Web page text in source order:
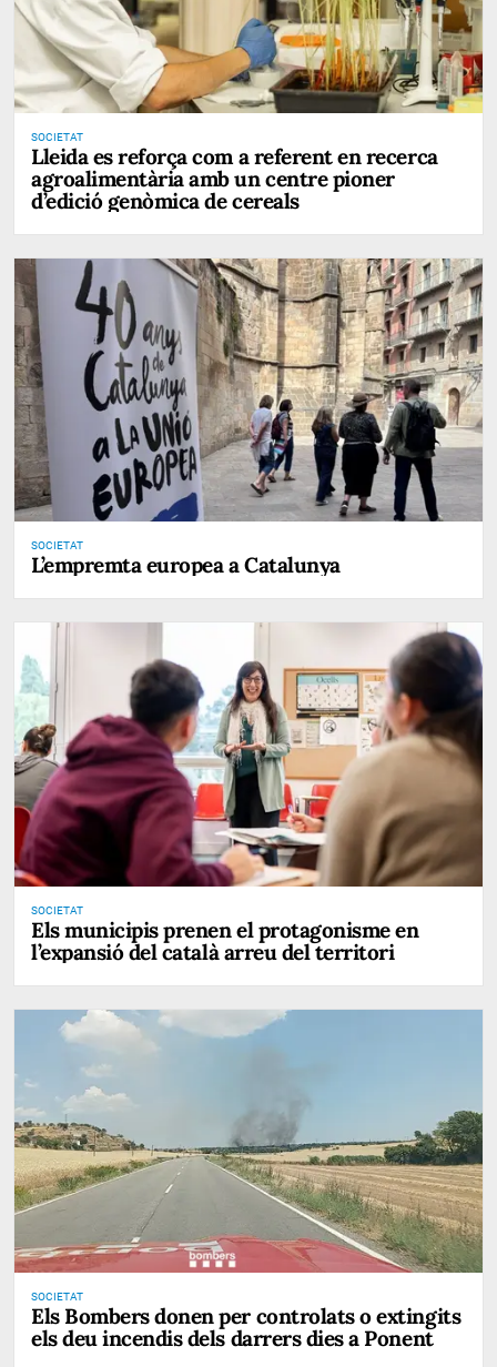
SOCIETAT
Lleida es reforça com a referent en recerca
agroalimentària amb un centre pioner
d’edició genòmica de cereals
SOCIETAT
L’empremta europea a Catalunya
SOCIETAT
Els municipis prenen el protagonisme en
l’expansió del català arreu del territori
SOCIETAT
Els Bombers donen per controlats o extingits
els deu incendis dels darrers dies a Ponent